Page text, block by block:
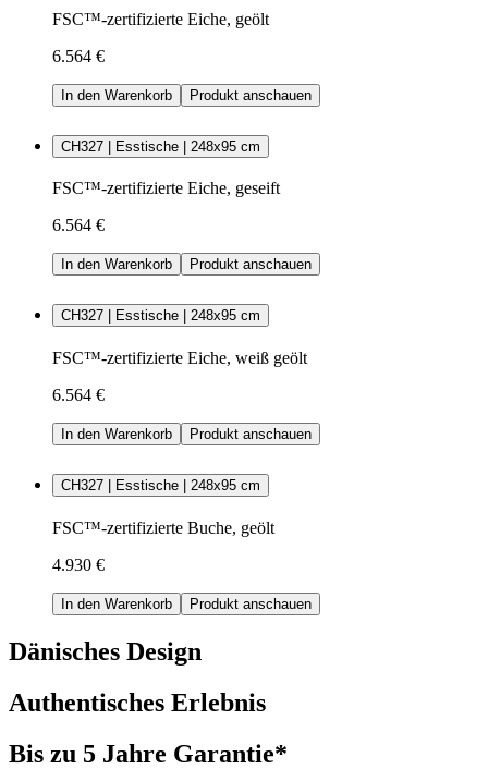
FSC™-zertifizierte Eiche, geölt
6.564 €
In den Warenkorb Produkt anschauen
CH327 | Esstische | 248x95 cm
FSC™-zertifizierte Eiche, geseift
6.564 €
In den Warenkorb Produkt anschauen
CH327 | Esstische | 248x95 cm
FSC™-zertifizierte Eiche, weiß geölt
6.564 €
In den Warenkorb Produkt anschauen
CH327 | Esstische | 248x95 cm
FSC™-zertifizierte Buche, geölt
4.930 €
In den Warenkorb Produkt anschauen
Dänisches Design
Authentisches Erlebnis
Bis zu 5 Jahre Garantie*